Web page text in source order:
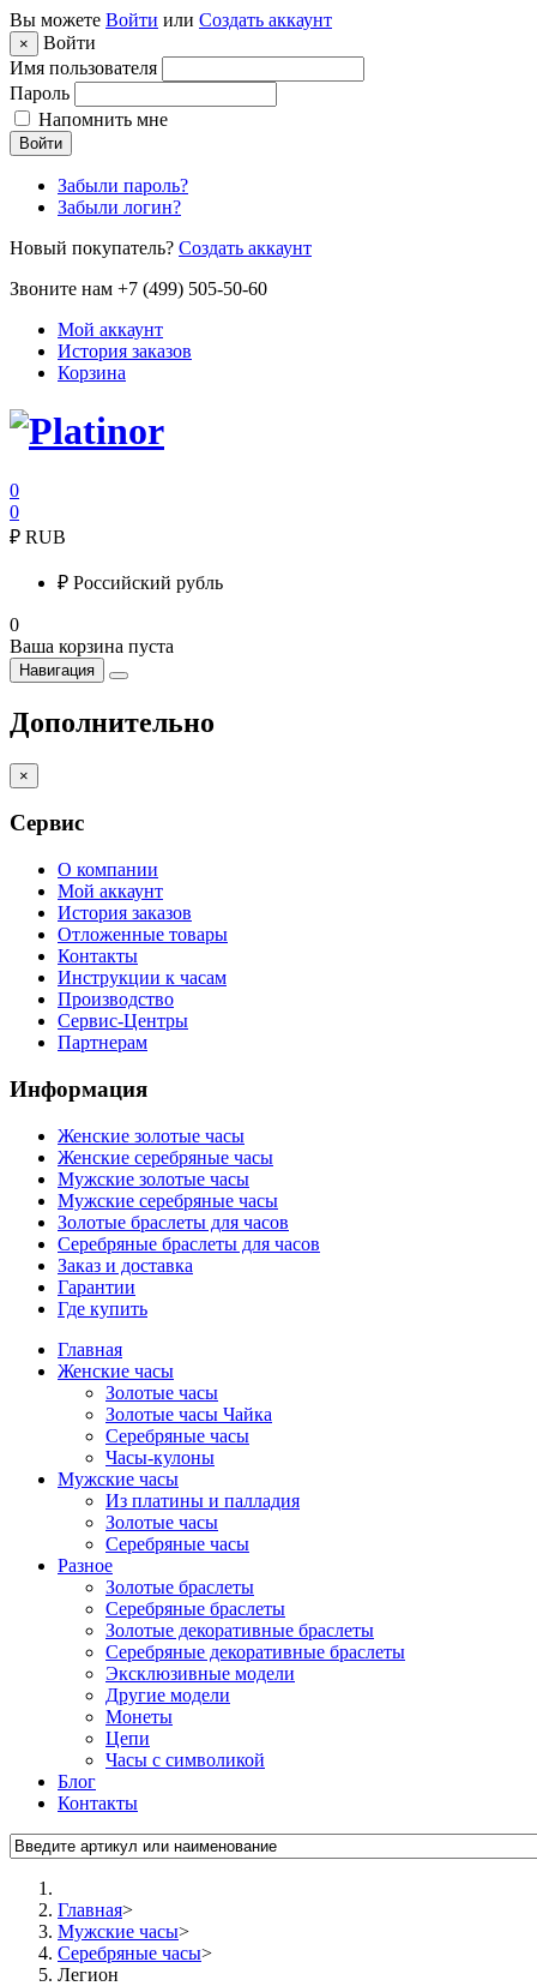
Вы можете Войти или Создать аккаунт
×
Войти
Имя пользователя
Пароль
Напомнить мне
Войти
Забыли пароль?
Забыли логин?
Новый покупатель? Создать аккаунт
Звоните нам +7 (499) 505-50-60
Мой аккаунт
История заказов
Корзина
0
0
₽ RUB
₽ Российский рубль
0
Ваша корзина пуста
Навигация
Дополнительно
×
Сервис
О компании
Мой аккаунт
История заказов
Отложенные товары
Контакты
Инструкции к часам
Производство
Сервис-Центры
Партнерам
Информация
Женские золотые часы
Женские серебряные часы
Мужские золотые часы
Мужские серебряные часы
Золотые браслеты для часов
Серебряные браслеты для часов
Заказ и доставка
Гарантии
Где купить
Главная
Женские часы
Золотые часы
Золотые часы Чайка
Серебряные часы
Часы-кулоны
Мужские часы
Из платины и палладия
Золотые часы
Серебряные часы
Разное
Золотые браслеты
Серебряные браслеты
Золотые декоративные браслеты
Серебряные декоративные браслеты
Эксклюзивные модели
Другие модели
Монеты
Цепи
Часы с символикой
Блог
Контакты
Главная>
Мужские часы>
Серебряные часы>
Легион